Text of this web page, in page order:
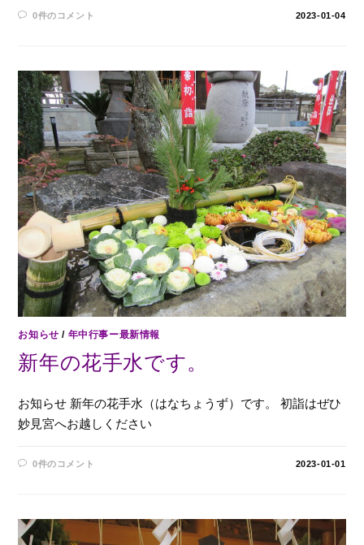
0件のコメント 2023-01-04
お知らせ / 年中行事ー最新情報
新年の花手水です。
お知らせ 新年の花手水（はなちょうず）です。 初詣はぜひ
妙見宮へお越しください
0件のコメント 2023-01-01